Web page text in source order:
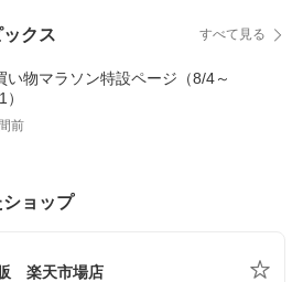
クス すべて見る
い物マラソン特設ページ（8/4～
）
前
ョップ
楽天市場店